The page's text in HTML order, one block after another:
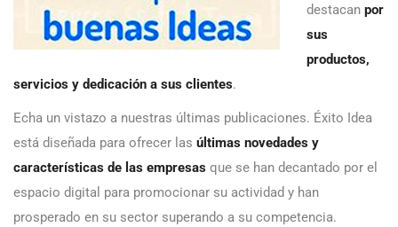
destacan por
sus
productos,
servicios y dedicación a sus clientes.
Echa un vistazo a nuestras últimas publicaciones. Éxito Idea
está diseñada para ofrecer las últimas novedades y
características de las empresas que se han decantado por el
espacio digital para promocionar su actividad y han
prosperado en su sector superando a su competencia.